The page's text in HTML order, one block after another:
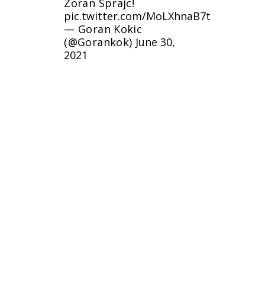
Zoran Sprajc!
pic.twitter.com/MoLXhnaB7t
— Goran Kokic
(@Gorankok) June 30,
2021